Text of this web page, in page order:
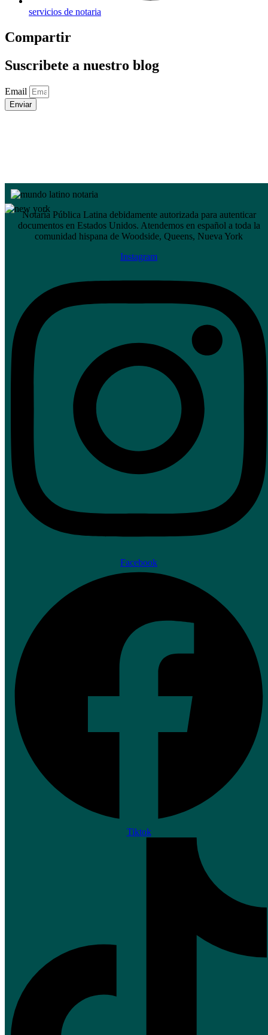
servicios de notaria
Compartir
Suscribete a nuestro blog
Email
Enviar
Notaría Pública Latina debidamente autorizada para autenticar
documentos en Estados Unidos. Atendemos en español a toda la
comunidad hispana de Woodside, Queens, Nueva York
Instagram
Facebook
Tiktok